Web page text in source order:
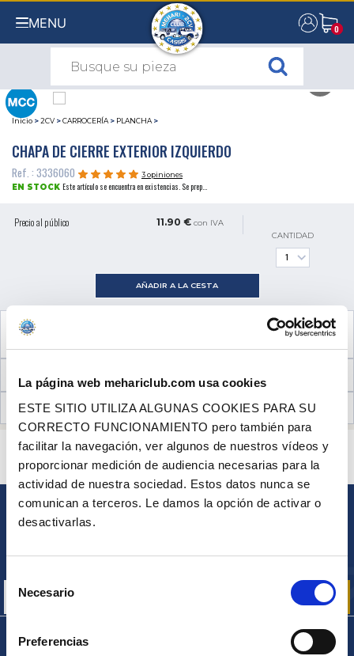
La página web mehariclub.com usa cookies
ESTE SITIO UTILIZA ALGUNAS COOKIES PARA SU
CORRECTO FUNCIONAMIENTO pero también para
facilitar la navegación, ver algunos de nuestros vídeos y
proporcionar medición de audiencia necesarias para la
actividad de nuestra sociedad. Estos datos nunca se
comunican a terceros. Le damos la opción de activar o
desactivarlas.
consentimiento
Necesario
Preferencias
MENU 0
0
Inicio >2CV >CARROCERÍA > PLANCHA >
CHAPA DE CIERRE EXTERIOR IZQUIERDO
Ref. : 3336060
3 opiniones
EN STOCK Este artículo se encuentra en existencias. Se prep...
Precio al público 11.90 € con IVA
CANTIDAD
AÑADIR A LA CESTA
VER LOS
INFORMACIÓN TÉCNICA
OPINIONES DE CLIENTES (3)
¿ALGUNA PREGUNTA? ¿NECESITA AYUDA?
PÓNGASE EN CONTACTO CON NOSOTROS
nuestras ofertas promocionales y noticias de productos